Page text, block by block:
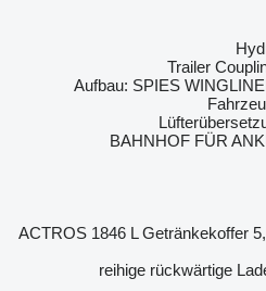
Trailer
Aufbau: SPIES
BAHNHOF FÜR
ACTROS 1846 L Getränkekoffer